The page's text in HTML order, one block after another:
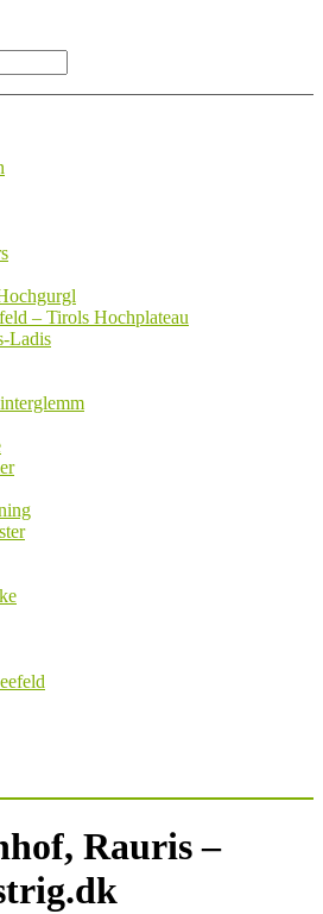
– Tirols Hochplateau
Ladis
Rauris –